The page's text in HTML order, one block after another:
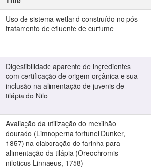
Uso de sistema wetland construído no pós-
tratamento de efluente de curtume
Digestibilidade aparente de ingredientes
com certificação de origem orgânica e sua
inclusão na alimentação de juvenis de
tilápia do Nilo
Avaliação da utilização do mexilhão
dourado (Limnoperna fortunei Dunker,
1857) na elaboração de farinha para
alimentação da tilápia (Oreochromis
niloticus Linnaeus, 1758)